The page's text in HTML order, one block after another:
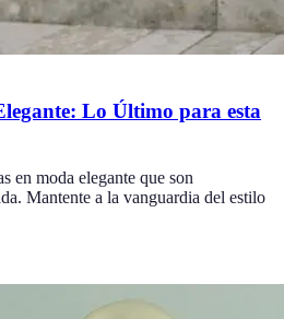
Lo Último para esta
en moda elegante que son
Mantente a la vanguardia del estilo